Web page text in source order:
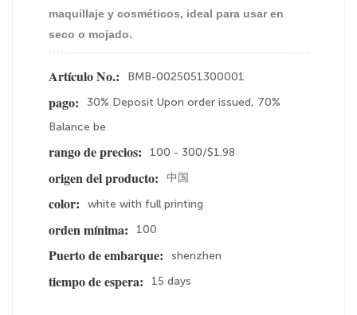
maquillaje y cosméticos, ideal para usar en
seco o mojado.
Artículo No.:
BMB-0025051300001
pago:
30% Deposit Upon order issued, 70%
Balance be
rango de precios:
100 - 300/$1.98
origen del producto:
中国
color:
white with full printing
orden mínima:
100
Puerto de embarque:
shenzhen
tiempo de espera:
15 days